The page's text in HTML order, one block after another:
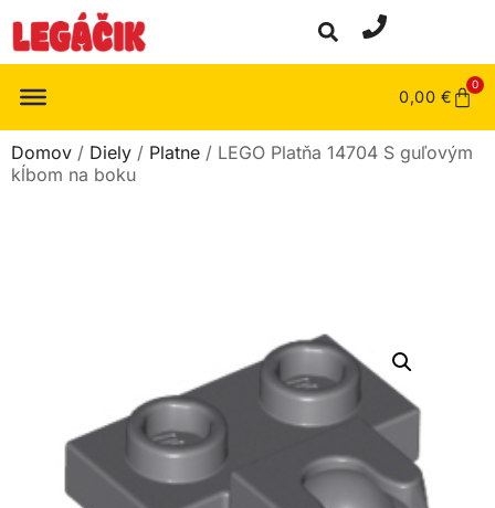
0,00 €
0
Domov / Diely / Platne / LEGO Platňa 14704 S guľovým
kĺbom na boku